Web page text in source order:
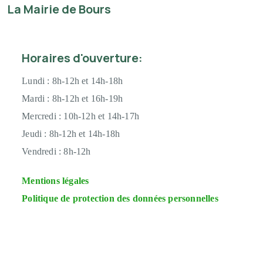
La Mairie de Bours
Horaires d'ouverture:
Lundi : 8h-12h et 14h-18h
Mardi : 8h-12h et 16h-19h
Mercredi : 10h-12h et 14h-17h
Jeudi : 8h-12h et 14h-18h
Vendredi :8h-12h
Mentions légales
Politique de protection des données personnelles